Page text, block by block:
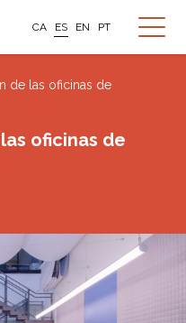
CA ES EN PT
de las oficinas de
oficinas de